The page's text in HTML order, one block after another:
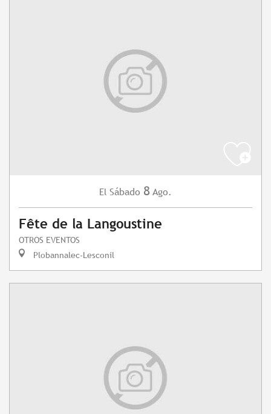
El Sábado 8 Ago.
Fête de la Langoustine
OTROS EVENTOS
Plobannalec-Lesconil